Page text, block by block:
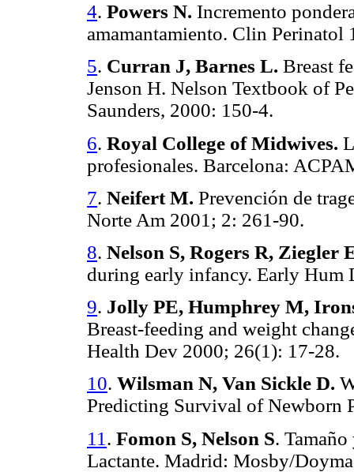
4. Powers N. Incremento
amamantamiento. Clin Perinatol
5. Curran J, Barnes L. Breast
Jenson H. Nelson Textbook of
Saunders, 2000: 150-4.
6. Royal College of Midwives.
profesionales. Barcelona:
7. Neifert M. Prevención de
Norte Am 2001; 2: 261-90.
8. Nelson S, Rogers R, Ziegler
during early infancy. Early Hum
9. Jolly PE, Humphrey M,
Breast-feeding and weight
Health Dev 2000; 26(1): 17-28.
10. Wilsman N, Van Sickle D.
Predicting Survival of Newborn
11 . Fomon S, Nelson S.
Lactante. Madrid: Mosby/